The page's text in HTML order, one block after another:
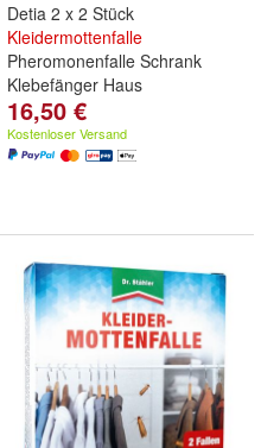
Detia 2 x 2 Stück
Kleidermottenfalle
Pheromonenfalle Schrank
Klebefänger Haus
16,50 €
Kostenloser Versand